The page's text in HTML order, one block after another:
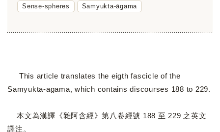
Sense-spheres Saṃyukta-āgama
This article translates the eigth fascicle of the
Samyukta-agama, which contains discourses 188 to 229.
本文為漢譯《雜阿含經》第八卷經號 188 至 229 之英文
譯注。